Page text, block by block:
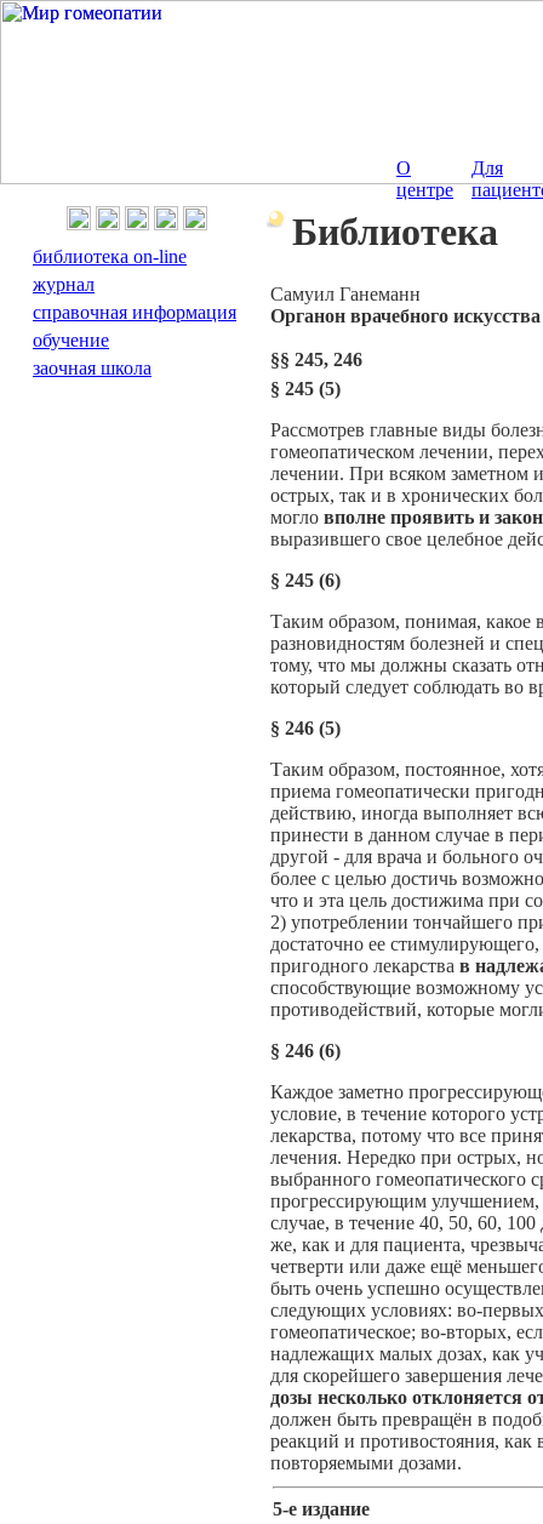
О
центре
Для
Библиотека
Cамуил Ганеманн
Органон врачебного
§§ 245, 246
§ 245 (5)
Рассмотрев главные виды
гомеопатическом лечении,
лечении. При всяком заметном
острых, так и в хронических
могло вполне проявить и
выразившего свое целебное
§ 245 (6)
Таким образом, понимая, какое
разновидностям болезней и
тому, что мы должны сказать
который следует соблюдать во
§ 246 (5)
Таким образом, постоянное,
приема гомеопатически
действию, иногда выполняет
принести в данном случае в
другой - для врача и больного
более с целью достичь
что и эта цель достижима при
2) употреблении тончайшего
достаточно ее
пригодного лекарства в
способствующие возможному
противодействий, которые
§ 246 (6)
Каждое заметно
условие, в течение которого
лекарства, потому что все
лечения. Нередко при острых,
выбранного гомеопатического
прогрессирующим улучшением,
случае, в течение 40, 50, 60,
же, как и для пациента,
четверти или даже ещё
быть очень успешно
следующих условиях: во-
гомеопатическое; во-вторых,
надлежащих малых дозах, как
для скорейшего завершения
дозы несколько отклоняется
должен быть превращён в
реакций и противостояния, как
повторяемыми дозами.
5-e издание
библиотека on-line
журнал
справочная информация
обучение
заочная школа